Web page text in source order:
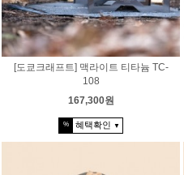
[도쿄크래프트] 맥라이트 티타늄 TC-
108
167,300원
% 혜택확인 ▼